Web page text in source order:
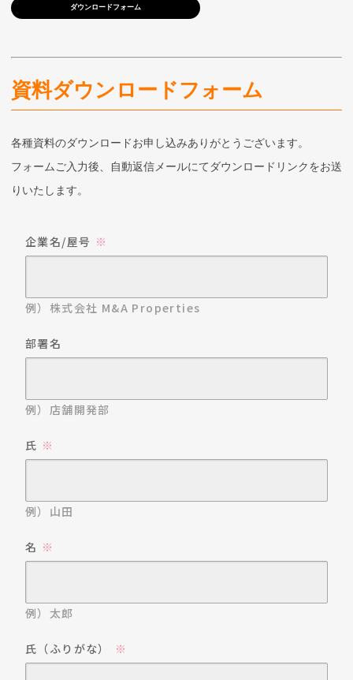
ダウンロードフォーム
資料ダウンロードフォーム
各種資料のダウンロードお申し込みありがとうございます。
フォームご入力後、自動返信メールにてダウンロードリンクをお送
りいたします。